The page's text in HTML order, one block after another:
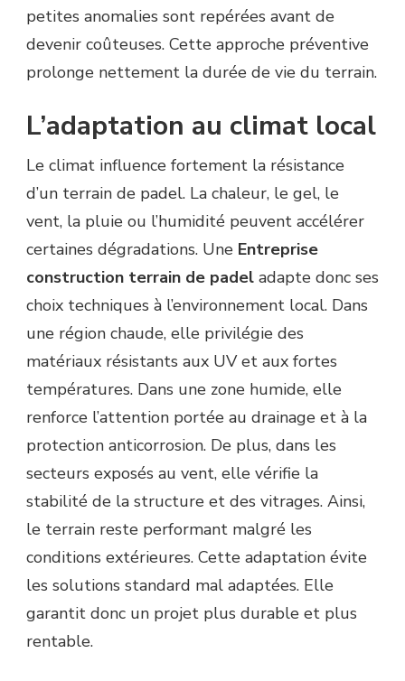
petites anomalies sont repérées avant de
devenir coûteuses. Cette approche préventive
prolonge nettement la durée de vie du terrain.
L’adaptation au climat local
Le climat influence fortement la résistance
d’un terrain de padel. La chaleur, le gel, le
vent, la pluie ou l’humidité peuvent accélérer
certaines dégradations. Une Entreprise
construction terrain de padel adapte donc ses
choix techniques à l’environnement local. Dans
une région chaude, elle privilégie des
matériaux résistants aux UV et aux fortes
températures. Dans une zone humide, elle
renforce l’attention portée au drainage et à la
protection anticorrosion. De plus, dans les
secteurs exposés au vent, elle vérifie la
stabilité de la structure et des vitrages. Ainsi,
le terrain reste performant malgré les
conditions extérieures. Cette adaptation évite
les solutions standard mal adaptées. Elle
garantit donc un projet plus durable et plus
rentable.